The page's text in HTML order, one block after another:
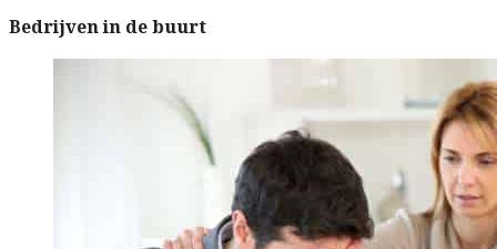
Bedrijven in de buurt